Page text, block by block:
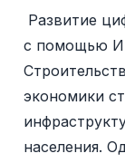
Развитие
с помощью
экономики
населения.